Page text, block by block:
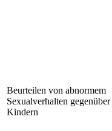
Beurteilen von abnormem
Sexualverhalten gegenüber
Kindern